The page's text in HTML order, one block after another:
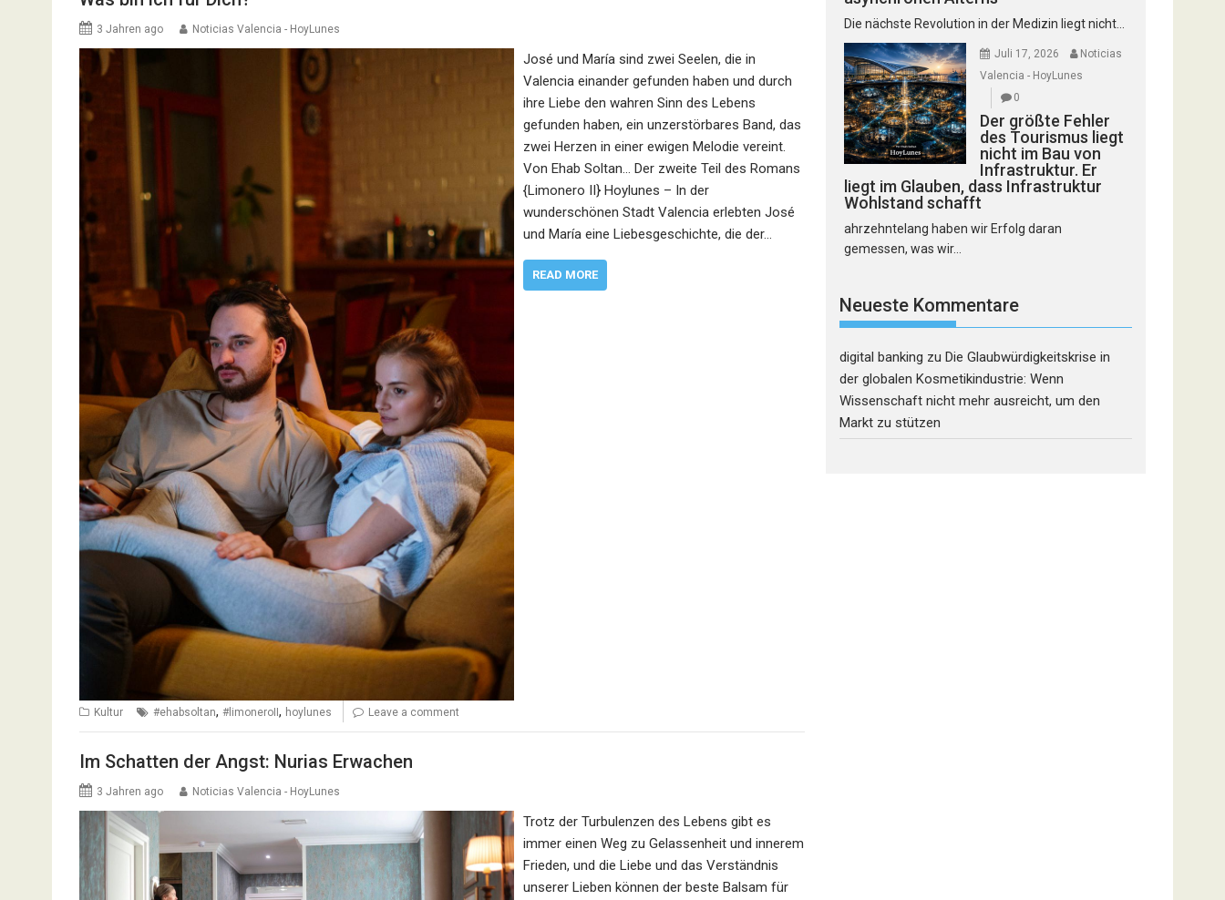
3 Jahren ago Noticias Valencia - HoyLunes
José und María sind zwei Seelen, die in
Valencia einander gefunden haben und durch
ihre Liebe den wahren Sinn des Lebens
gefunden haben, ein unzerstörbares Band, das
zwei Herzen in einer ewigen Melodie vereint.
Von Ehab Soltan… Der zweite Teil des Romans
{Limonero II} Hoylunes – In der
wunderschönen Stadt Valencia erlebten José
und María eine Liebesgeschichte, die der…
READ MORE
Kultur #ehabsoltan, #limoneroII, hoylunes Leave a comment
Im Schatten der Angst: Nurias Erwachen
3 Jahren ago Noticias Valencia - HoyLunes
Trotz der Turbulenzen des Lebens gibt es
immer einen Weg zu Gelassenheit und innerem
Frieden, und die Liebe und das Verständnis
unserer Lieben können der beste Balsam für
Die nächste Revolution in der Medizin liegt nicht...
Juli 17, 2026
Noticias
Valencia - HoyLunes
0
Der größte Fehler
des Tourismus liegt
nicht im Bau von
Infrastruktur. Er
liegt im Glauben, dass Infrastruktur
Wohlstand schafft
ahrzehntelang haben wir Erfolg daran
gemessen, was wir...
Neueste Kommentare
digital banking zu Die Glaubwürdigkeitskrise in
der globalen Kosmetikindustrie: Wenn
Wissenschaft nicht mehr ausreicht, um den
Markt zu stützen